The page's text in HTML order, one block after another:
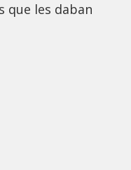
que les daban